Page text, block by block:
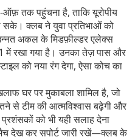
तक पहुंचना है, ताकि यूरोपीय
सके। क्लब ने युवा प्रतिभाओं को
अकल के मिडफ़ील्डर एलेक्स
में रखा गया है। उनका तेज़ पास और
को नया रंग देगा, ऐसा कोच का
घर पर मुकाबला शामिल है, जो
से टीम की आत्मविश्वास बढ़ेगी और
को भी यही सलाह देना
मैच देख कर सपोर्ट जारी रखें—क्लब के